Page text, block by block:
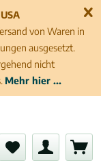
von Waren in
ausgesetzt.
nicht
Mehr hier ...